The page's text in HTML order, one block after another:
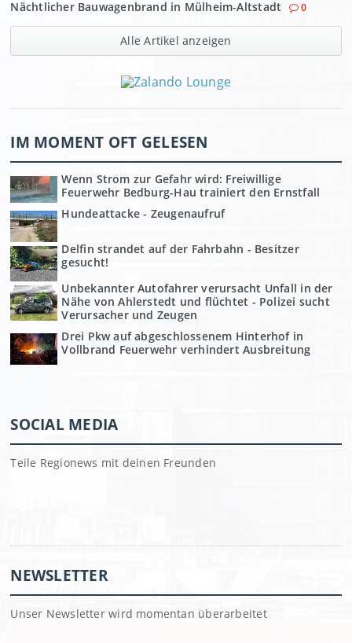
Nächtlicher Bauwagenbrand in Mülheim-Altstadt 0
Alle Artikel anzeigen
IM MOMENT OFT GELESEN
Wenn Strom zur Gefahr wird: Freiwillige
Feuerwehr Bedburg-Hau trainiert den Ernstfall
Hundeattacke - Zeugenaufruf
Delfin strandet auf der Fahrbahn - Besitzer
gesucht!
Unbekannter Autofahrer verursacht Unfall in der
Nähe von Ahlerstedt und flüchtet - Polizei sucht
Verursacher und Zeugen
Drei Pkw auf abgeschlossenem Hinterhof in
Vollbrand Feuerwehr verhindert Ausbreitung
SOCIAL MEDIA
Teile Regionews mit deinen Freunden
NEWSLETTER
Unser Newsletter wird momentan überarbeitet